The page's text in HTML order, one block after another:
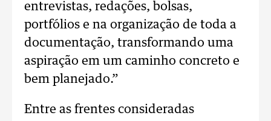
entrevistas, redações, bolsas,
portfólios e na organização de toda a
documentação, transformando uma
aspiração em um caminho concreto e
bem planejado.”
Entre as frentes consideradas